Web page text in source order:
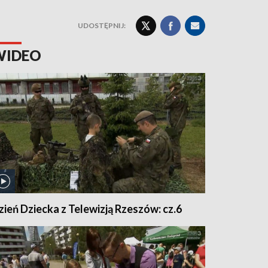
UDOSTĘPNIJ:
Dziecka z Telewizją Rzeszów: cz.6